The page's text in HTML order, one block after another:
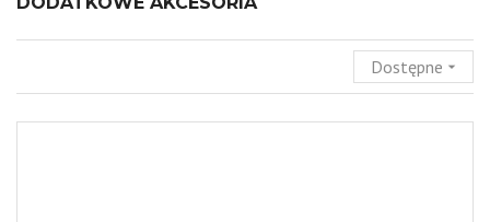
Dostępne arrow_drop_down